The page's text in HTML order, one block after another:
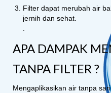
Filter dapat merubah air
jernih dan sehat.
APA DAMPAK
TANPA FILTER ?
Mengaplikasikan air tanpa